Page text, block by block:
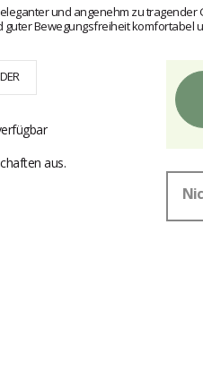
und angenehm zu
guter Bewegungsfreiheit komfortabel
aus.